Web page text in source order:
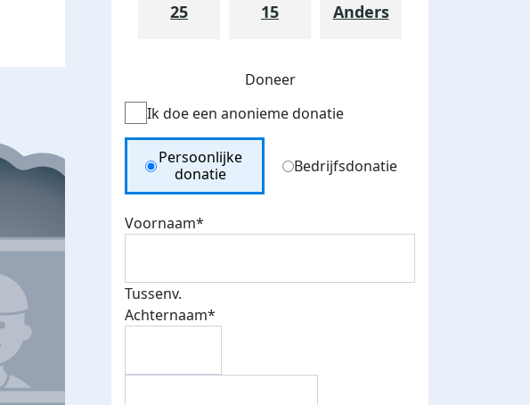
25 15 Anders
Doneer
Ik doe een anonieme donatie
Donation Type
Persoonlijke
donatie
Bedrijfsdonatie
Voornaam*
Tussenv.
Achternaam*